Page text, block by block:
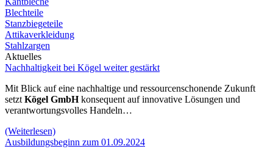
Blechteile
Stanzbiegeteile
Attikaverkleidung
Stahlzargen
Aktuelles
Nachhaltigkeit bei Kögel weiter gestärkt
Mit Blick auf eine nachhaltige und ressourcenschonende Zukunft
setzt Kögel GmbHkonsequent auf innovative Lösungen und
verantwortungsvolles Handeln…
(Weiterlesen)
Ausbildungsbeginn zum 01.09.2024